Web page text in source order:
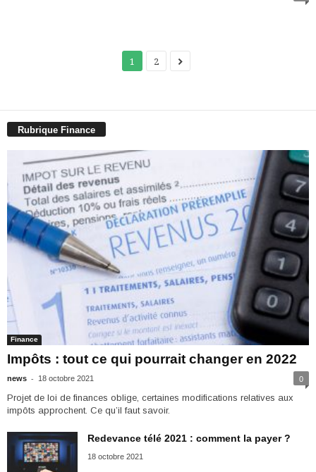
1 2
Rubrique Finance
Finance
Impôts : tout ce qui pourrait changer en 2022
news - 18 octobre 2021 0
Projet de loi de finances oblige, certaines modifications relatives aux
impôts approchent. Ce qu’il faut savoir.
Redevance télé 2021 : comment la payer ?
18 octobre 2021